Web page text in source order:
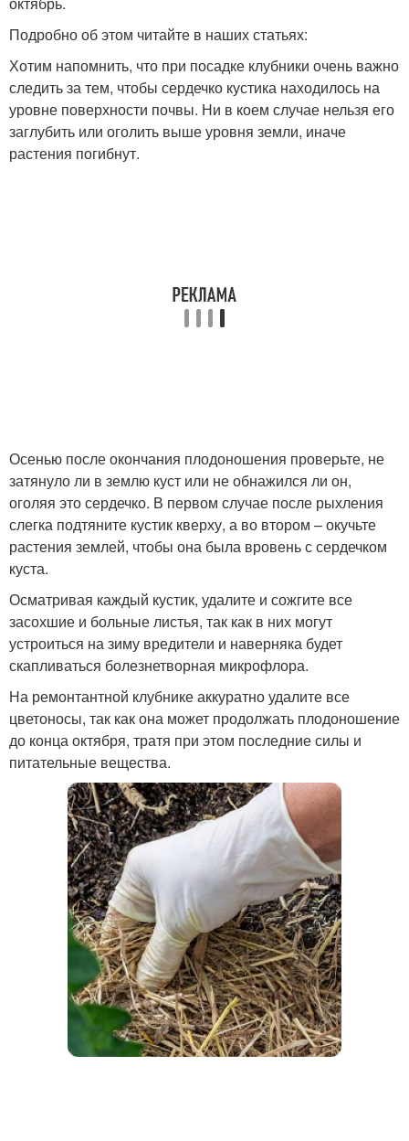
Подробно об этом читайте в наших статьях:
Хотим напомнить, что при посадке клубники очень важно
следить за тем, чтобы сердечко кустика находилось на
уровне поверхности почвы. Ни в коем случае нельзя его
заглубить или оголить выше уровня земли, иначе
растения погибнут.
Осенью после окончания плодоношения проверьте, не
затянуло ли в землю куст или не обнажился ли он,
оголяя это сердечко. В первом случае после рыхления
слегка подтяните кустик кверху, а во втором – окучьте
растения землей, чтобы она была вровень с сердечком
куста.
Осматривая каждый кустик, удалите и сожгите все
засохшие и больные листья, так как в них могут
устроиться на зиму вредители и наверняка будет
скапливаться болезнетворная микрофлора.
На ремонтантной клубнике аккуратно удалите все
цветоносы, так как она может продолжать плодоношение
до конца октября, тратя при этом последние силы и
питательные вещества.